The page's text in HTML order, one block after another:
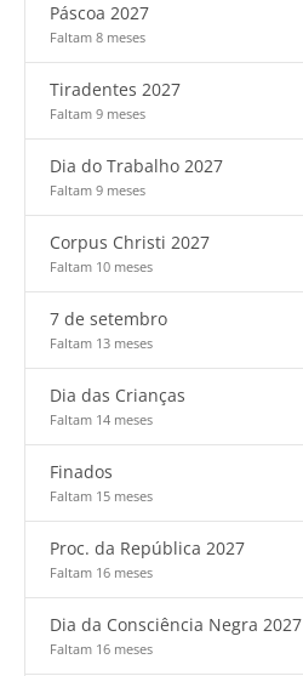
Páscoa 2027
Faltam 8 meses
Tiradentes 2027
Faltam 9 meses
Dia do Trabalho 2027
Faltam 9 meses
Corpus Christi 2027
Faltam 10 meses
7 de setembro
Faltam 13 meses
Dia das Crianças
Faltam 14 meses
Finados
Faltam 15 meses
Proc. da República 2027
Faltam 16 meses
Dia da Consciência Negra 2027
Faltam 16 meses